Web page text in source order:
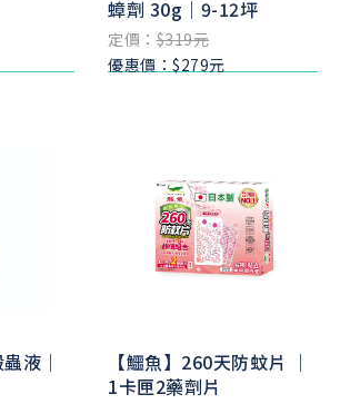
蟑劑 30g｜9-12坪
定價：$319元
優惠價：$279元
液｜
【鱷魚】260天防蚊片 ｜
1卡匣2藥劑片